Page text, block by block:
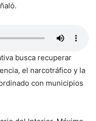
busca recuperar
el narcotráfico y la
con municipios